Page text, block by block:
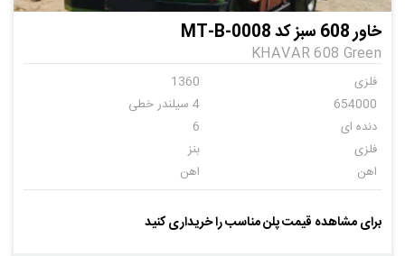
خاور 608 سبز کد MT-B-0008
KHAVAR 608 Green
فلزی
1360
654000
4 سیلندر خطی
دنده ای
6
فلزی
بنز
اهن
اهن
برای مشاهده قیمت پلن مناسب را خریداری کنید